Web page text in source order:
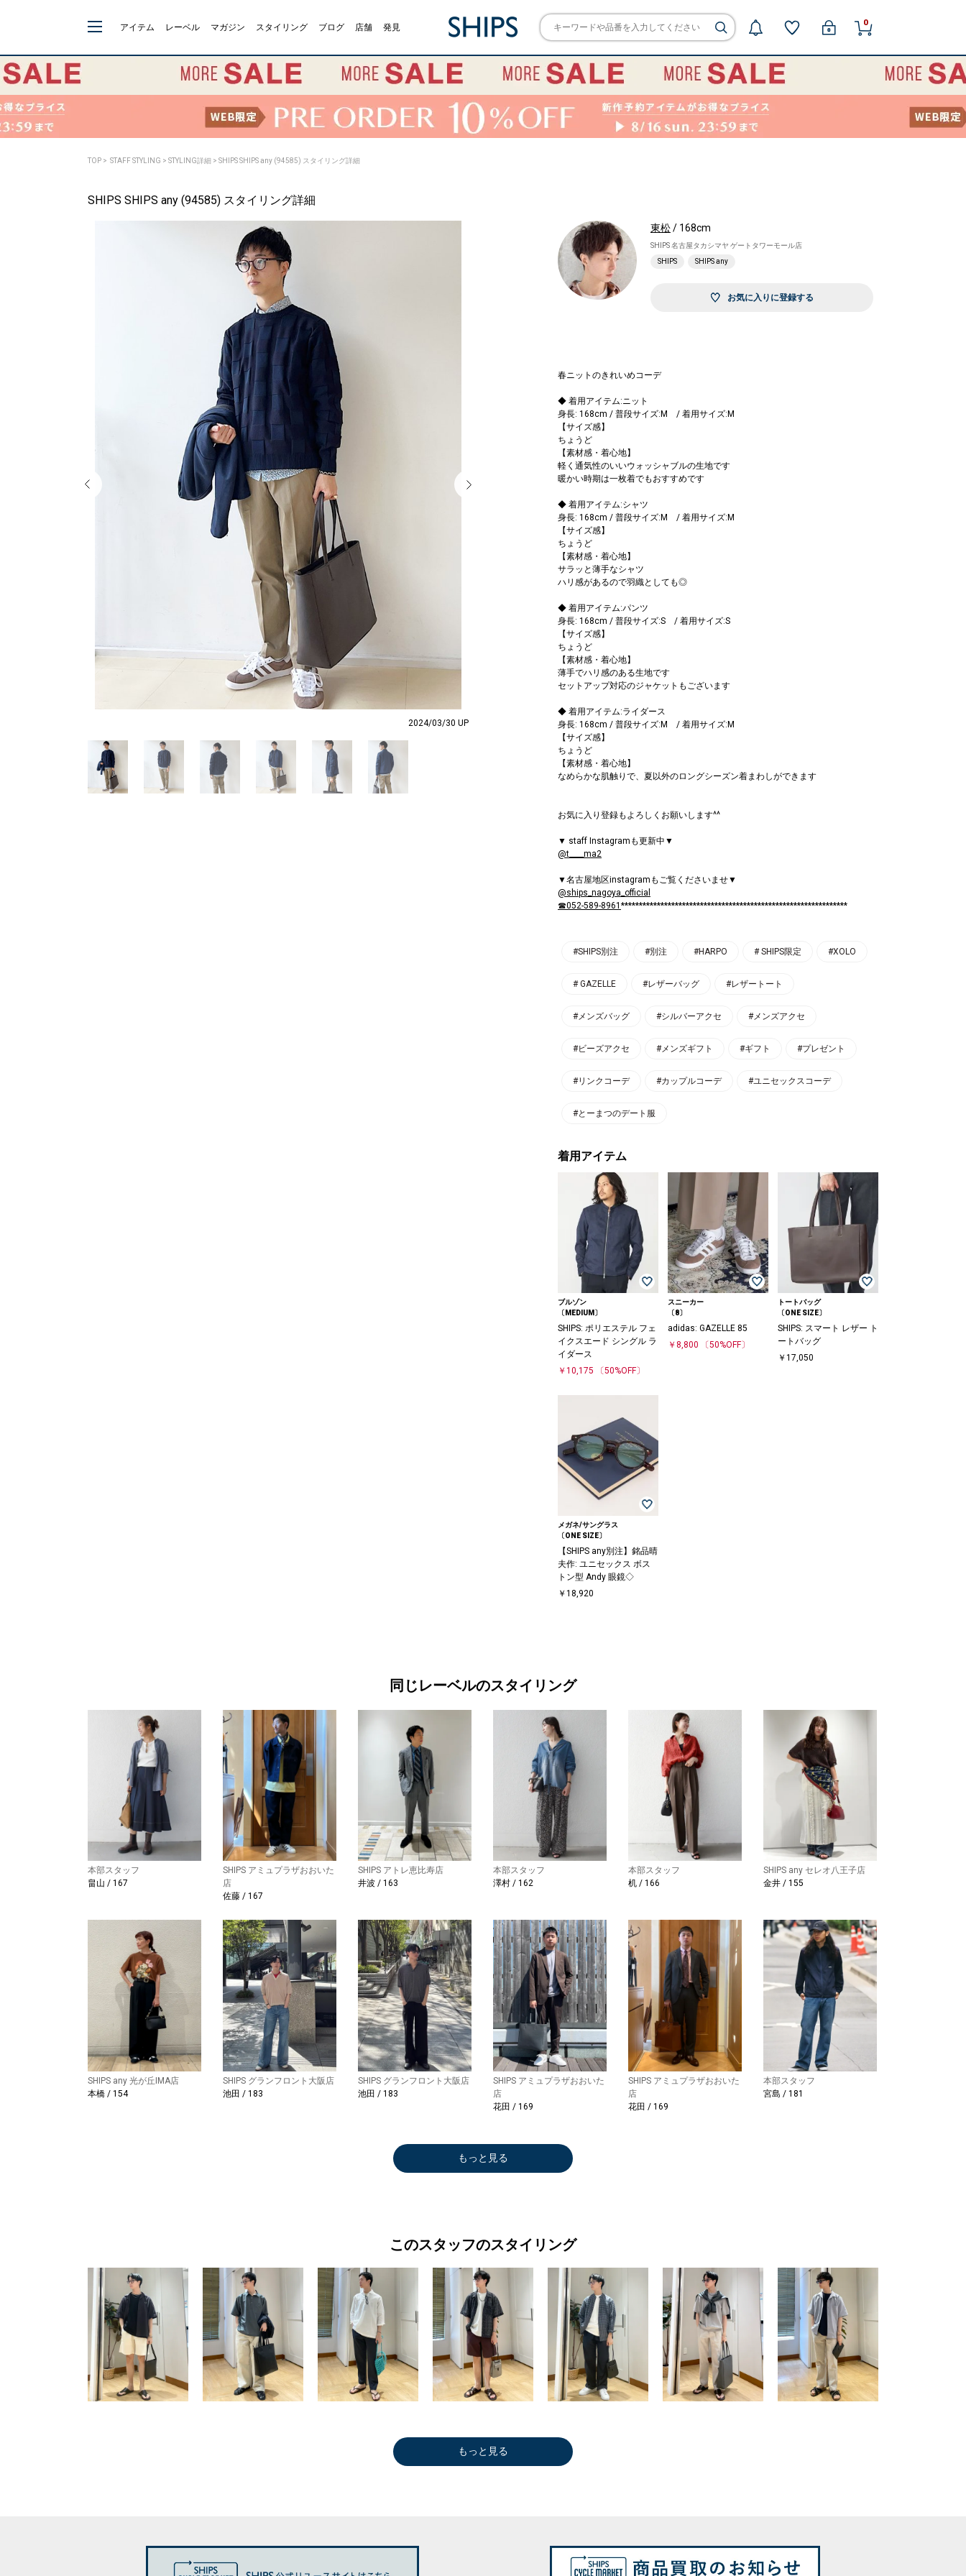
アイテム レーベル マガジン スタイリング ブログ 店舗 発見 0
TOP > STAFF STYLING > STYLING詳細 > SHIPS SHIPS any (94585) スタイリング詳細
SHIPS SHIPS any (94585) スタイリング詳細
2024/03/30 UP
東松/ 168cm
SHIPS 名古屋タカシマヤ ゲートタワーモール店
SHIPS
SHIPS any
お気に入りに登録する
春ニットのきれいめコーデ
◆ 着用アイテム:ニット
身長: 168cm / 普段サイズ:M / 着用サイズ:M
【サイズ感】
ちょうど
【素材感・着心地】
軽く通気性のいいウォッシャブルの生地です
暖かい時期は一枚着でもおすすめです
◆ 着用アイテム:シャツ
身長: 168cm / 普段サイズ:M / 着用サイズ:M
【サイズ感】
ちょうど
【素材感・着心地】
サラッと薄手なシャツ
ハリ感があるので羽織としても◎
◆ 着用アイテム:パンツ
身長: 168cm / 普段サイズ:S / 着用サイズ:S
【サイズ感】
ちょうど
【素材感・着心地】
薄手でハリ感のある生地です
セットアップ対応のジャケットもございます
◆ 着用アイテム:ライダース
身長: 168cm / 普段サイズ:M / 着用サイズ:M
【サイズ感】
ちょうど
【素材感・着心地】
なめらかな肌触りで、夏以外のロングシーズン着まわしができます
お気に入り登録もよろしくお願いします^^
▼ staff Instagramも更新中▼
@t____ma2
▼名古屋地区instagramもご覧くださいませ▼
@ships_nagoya_official
☎052-589-8961 ***************************************************************
#SHIPS別注 #別注 #HARPO # SHIPS限定 #XOLO
# GAZELLE #レザーバッグ #レザートート
#メンズバッグ #シルバーアクセ #メンズアクセ
#ビーズアクセ #メンズギフト #ギフト #プレゼント
#リンクコーデ #カップルコーデ #ユニセックスコーデ
#とーまつのデート服
着用アイテム
ブルゾン
〔MEDIUM〕
SHIPS: ポリエステル フェ
イクスエード シングル ラ
イダース
￥10,175
〔50%OFF〕
スニーカー
〔8〕
adidas: GAZELLE 85
￥8,800
〔50%OFF〕
トートバッグ
〔ONE SIZE〕
SHIPS: スマート レザー ト
ートバッグ
￥17,050
メガネ/サングラス
〔ONE SIZE〕
【SHIPS any別注】銘品晴
夫作: ユニセックス ボス
トン型 Andy 眼鏡◇
￥18,920
同じレーベルのスタイリング
本部スタッフ
畠山 / 167
SHIPS アミュプラザおおいた
店
佐藤 / 167
SHIPS アトレ恵比寿店
井波 / 163
本部スタッフ
澤村 / 162
本部スタッフ
机 / 166
SHIPS any セレオ八王子店
金井 / 155
SHIPS any 光が丘IMA店
本橋 / 154
SHIPS グランフロント大阪店
池田 / 183
SHIPS グランフロント大阪店
池田 / 183
SHIPS アミュプラザおおいた
店
花田 / 169
SHIPS アミュプラザおおいた
店
花田 / 169
本部スタッフ
宮島 / 181
もっと見る
このスタッフのスタイリング
もっと見る